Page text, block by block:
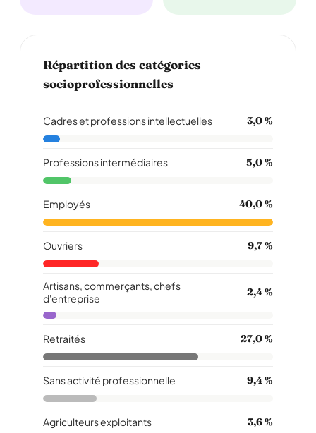
Répartition des catégories
socioprofessionnelles
Cadres et professions intellectuelles 3,0 %
Professions intermédiaires 5,0 %
Employés 40,0 %
Ouvriers 9,7 %
Artisans, commerçants, chefs
d'entreprise
2,4 %
Retraités 27,0 %
Sans activité professionnelle 9,4 %
Agriculteurs exploitants 3,6 %